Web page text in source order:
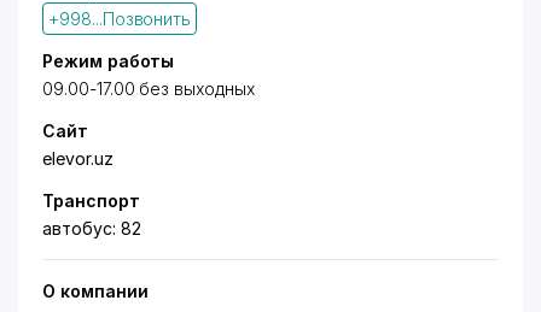
+998...Позвонить
Режим работы
09.00-17.00 без выходных
Сайт
elevor.uz
Транспорт
автобус: 82
О компании